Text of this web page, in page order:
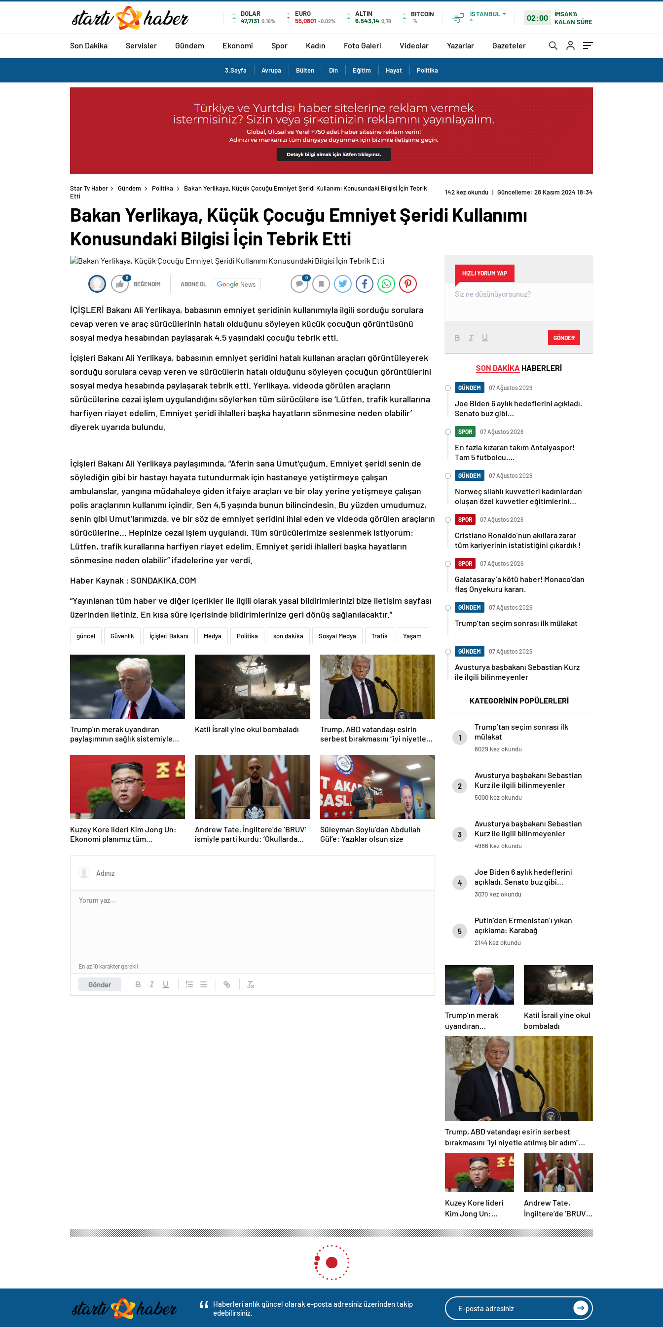
DOLAR
47,7131 0.16%
EURO
55,0801 -0.02%
ALTIN
6.543,14 0,78
BITCOIN
%
İSTANBUL
°
02:00
İMSAK'A
KALAN SÜRE
Son Dakika Servisler Gündem Ekonomi Spor Kadın Foto Galeri Videolar Yazarlar Gazeteler
3.Sayfa Avrupa Bülten Din Eğitim Hayat Politika
Star Tv Haber Gündem Politika
Bakan Yerlikaya, Küçük Çocuğu Emniyet Şeridi Kullanımı Konusundaki Bilgisi İçin Tebrik
Etti
142 kez okundu | Güncelleme: 28 Kasım 2024 18:34
Bakan Yerlikaya, Küçük Çocuğu Emniyet Şeridi Kullanımı
Konusundaki Bilgisi İçin Tebrik Etti
0
BEĞENDİM ABONE OL News
0
İÇİŞLERİ Bakanı Ali Yerlikaya, babasının emniyet şeridinin kullanımıyla ilgili sorduğu sorulara
cevap veren ve araç sürücülerinin hatalı olduğunu söyleyen küçük çocuğun görüntüsünü
sosyal medya hesabından paylaşarak 4.5 yaşındaki çocuğu tebrik etti.
İçişleri Bakanı Ali Yerlikaya, babasının emniyet şeridini hatalı kullanan araçları görüntüleyerek
sorduğu sorulara cevap veren ve sürücülerin hatalı olduğunu söyleyen çocuğun görüntülerini
sosyal medya hesabında paylaşarak tebrik etti. Yerlikaya, videoda görülen araçların
sürücülerine cezai işlem uygulandığını söylerken tüm sürücülere ise ‘Lütfen, trafik kurallarına
harfiyen riayet edelim. Emniyet şeridi ihlalleri başka hayatların sönmesine neden olabilir’
diyerek uyarıda bulundu.
İçişleri Bakanı Ali Yerlikaya paylaşımında, “Aferin sana Umut’çuğum. Emniyet şeridi senin de
söylediğin gibi bir hastayı hayata tutundurmak için hastaneye yetiştirmeye çalışan
ambulanslar, yangına müdahaleye giden itfaiye araçları ve bir olay yerine yetişmeye çalışan
polis araçlarının kullanımı içindir. Sen 4,5 yaşında bunun bilincindesin. Bu yüzden umudumuz,
senin gibi Umut’larımızda. ve bir söz de emniyet şeridini ihlal eden ve videoda görülen araçların
sürücülerine… Hepinize cezai işlem uygulandı. Tüm sürücülerimize seslenmek istiyorum:
Lütfen, trafik kurallarına harfiyen riayet edelim. Emniyet şeridi ihlalleri başka hayatların
sönmesine neden olabilir” ifadelerine yer verdi.
Haber Kaynak : SONDAKIKA.COM
“Yayınlanan tüm haber ve diğer içerikler ile ilgili olarak yasal bildirimlerinizi bize iletişim sayfası
üzerinden iletiniz. En kısa süre içerisinde bildirimlerinize geri dönüş sağlanılacaktır.”
güncel Güvenlik İçişleri Bakanı Medya Politika son dakika Sosyal Medya Trafik Yaşam
Trump’ın merak uyandıran
paylaşımının sağlık sistemiyle
Katil İsrail yine okul bombaladı
Trump, ABD vatandaşı esirin
serbest bırakmasını “iyi niyetle
değerlendirdi
Kuzey Kore lideri Kim Jong Un:
Ekonomi planımız tüm
Andrew Tate, İngiltere’de ‘BRUV’
ismiyle parti kurdu: ‘Okullarda
yasaklayacağız’
Süleyman Soylu’dan Abdullah
Gül’e: Yazıklar olsun size
Gönder
En az 10 karakter gerekli
HIZLI YORUM YAP
GÖNDER
SON DAKİKA HABERLERİ
GÜNDEM 07 Ağustos 2026
Joe Biden 6 aylık hedeflerini açıkladı.
Senato buz gibi…
SPOR 07 Ağustos 2026
En fazla kızaran takım Antalyaspor!
Tam 5 futbolcu….
GÜNDEM 07 Ağustos 2026
Norweç silahlı kuvvetleri kadınlardan
oluşan özel kuvvetler eğitimlerini
SPOR 07 Ağustos 2026
Cristiano Ronaldo’nun akıllara zarar
tüm kariyerinin istatistiğini çıkardık !
SPOR 07 Ağustos 2026
Galatasaray’a kötü haber! Monaco’dan
flaş Onyekuru kararı.
GÜNDEM 07 Ağustos 2026
Trump’tan seçim sonrası ilk mülakat
GÜNDEM 07 Ağustos 2026
Avusturya başbakanı Sebastian Kurz
ile ilgili bilinmeyenler
KATEGORİNİN POPÜLERLERİ
1
Trump’tan seçim sonrası ilk
mülakat
8029 kez okundu
2
Avusturya başbakanı Sebastian
Kurz ile ilgili bilinmeyenler
5000 kez okundu
3
Avusturya başbakanı Sebastian
Kurz ile ilgili bilinmeyenler
4966 kez okundu
4
Joe Biden 6 aylık hedeflerini
açıkladı. Senato buz gibi…
3070 kez okundu
5
Putin’den Ermenistan’ı yıkan
açıklama: Karabağ
Azerbaycan’ın ayrılmaz bir
2144 kez okundu
Trump’ın merak
uyandıran
paylaşımının sağlık
sistemiyle ilgili
kararname olduğu
anlaşıldı
Katil İsrail yine okul
bombaladı
Trump, ABD vatandaşı esirin serbest
bırakmasını “iyi niyetle atılmış bir adım”
olarak değerlendirdi
Kuzey Kore lideri
Kim Jong Un:
tüm sektörlerde
Andrew Tate,
İngiltere’de ‘BRUV’
‘Okullarda LGBT
Haberleri anlık güncel olarak e-posta adresiniz üzerinden takip
edebilirsiniz.